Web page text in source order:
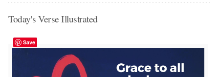
Today's Verse Illustrated
Save